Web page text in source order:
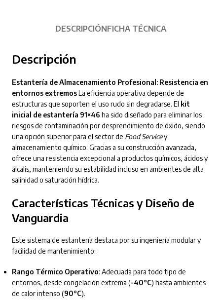
DESCRIPCIÓNFICHA TÉCNICA
Descripción
Estantería de Almacenamiento Profesional: Resistencia en
entornos extremosLa eficiencia operativa depende de
estructuras que soporten el uso rudo sin degradarse. El kit
inicial de estantería 91×46 ha sido diseñado para eliminar los
riesgos de contaminación por desprendimiento de óxido, siendo
una opción superior para el sector de Food Servicey
almacenamiento químico. Gracias a su construcción avanzada,
ofrece una resistencia excepcional a productos químicos, ácidos y
álcalis, manteniendo su estabilidad incluso en ambientes de alta
salinidad o saturación hídrica.
Características Técnicas y Diseño de
Vanguardia
Este sistema de estantería destaca por su ingeniería modular y
facilidad de mantenimiento:
Rango Térmico Operativo: Adecuada para todo tipo de
entornos, desde congelación extrema (-40°C) hasta ambientes
de calor intenso (90°C).